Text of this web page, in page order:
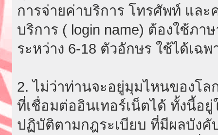
การจ่ายค่าบริการ โทรศัพท์ และ
บริการ ( login name) ต้องใช้ภ
ระหว่าง 6-18 ตัวอักษร ใช้ได้เฉ
2. ไม่ว่าท่านจะอยู่มุมไหนของโล
ที่เชื่อมต่ออินเทอร์เน็ตได้ ทั้งนี้อ
ปฏิบัติตามกฎระเบียบ ที่มีผลบังคั